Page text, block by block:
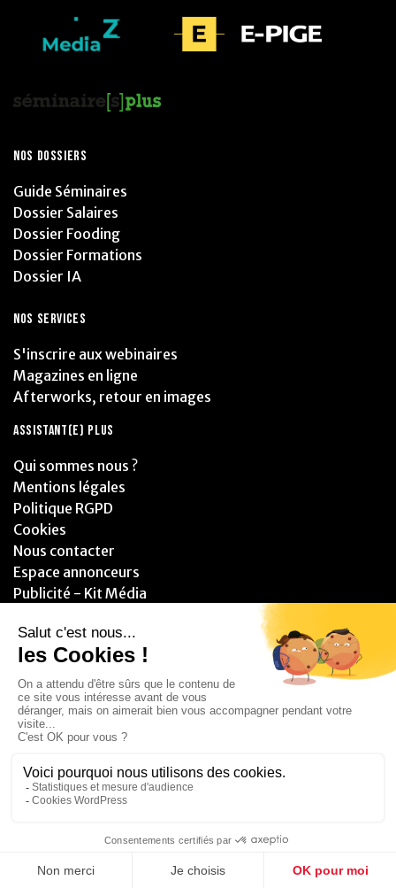
NOS DOSSIERS
Guide Séminaires
Dossier Salaires
Dossier Fooding
Dossier Formations
Dossier IA
NOS SERVICES
S'inscrire aux webinaires
Magazines en ligne
Afterworks, retour en images
ASSISTANT(E) PLUS
Qui sommes nous ?
Mentions légales
Politique RGPD
Cookies
Nous contacter
Espace annonceurs
Publicité - Kit Média
PARTENAIRES
© 2025 - Blitzzz Media - Assistant(e) Plus - Tous droits réservés.